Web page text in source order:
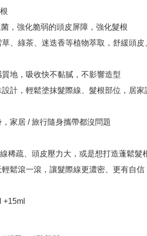
，強化脆弱的頭皮屏障，強化髮根
草、綠茶、迷迭香等植物萃取，舒緩頭皮
質地，吸收快不黏膩，不影響造型
設計，輕鬆塗抹髮際線、髮根部位，居家
，家居 / 旅行隨身攜帶都沒問題
稀疏、頭皮壓力大，或是想打造蓬鬆髮
輕鬆滾一滾，讓髮際線更濃密、更有自信
+15ml